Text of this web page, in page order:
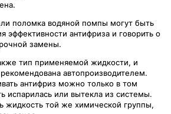
поломка водяной помпы могут быть
эффективности антифриза и говорить о
замены.
тип применяемой жидкости, и
автопроизводителем.
антифриз можно только в том
испарилась или вытекла из системы.
жидкость той же химической группы,